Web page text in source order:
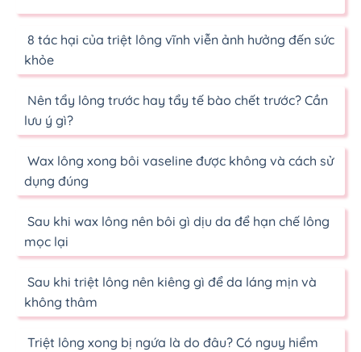
8 tác hại của triệt lông vĩnh viễn ảnh hưởng đến sức
khỏe
Nên tẩy lông trước hay tẩy tế bào chết trước? Cần
lưu ý gì?
Wax lông xong bôi vaseline được không và cách sử
dụng đúng
Sau khi wax lông nên bôi gì dịu da để hạn chế lông
mọc lại
Sau khi triệt lông nên kiêng gì để da láng mịn và
không thâm
Triệt lông xong bị ngứa là do đâu? Có nguy hiểm